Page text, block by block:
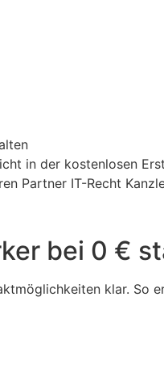
in der kostenlosen
Partner IT-Recht
bei 0 €
klar. So